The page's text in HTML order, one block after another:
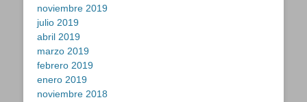
noviembre 2019
julio 2019
abril 2019
marzo 2019
febrero 2019
enero 2019
noviembre 2018